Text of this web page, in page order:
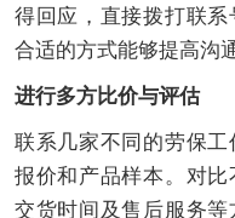
得回应，直接拨打联
合适的方式能够提高沟
进行多方比价与评估
联系几家不同的劳保
报价和产品样本。对比
交货时间及售后服务